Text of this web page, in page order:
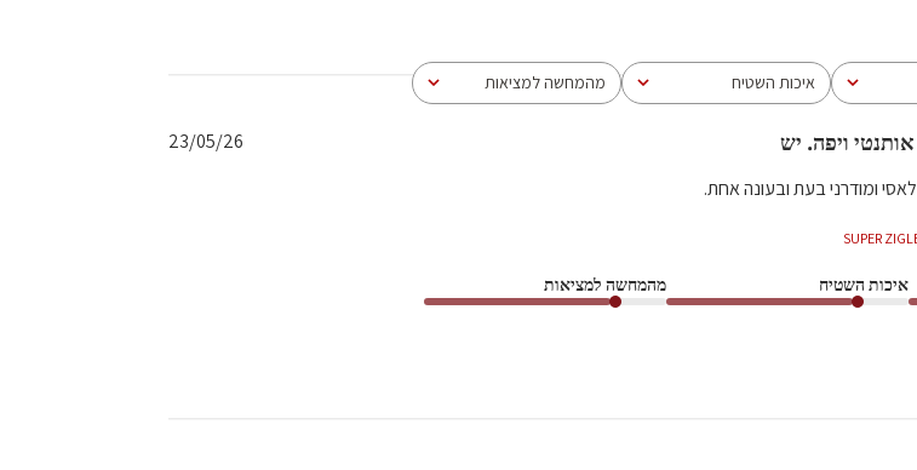
איכות השטיח
הכל מהמחשה למציאות
הכל
ויפה. יש
ומודרני בעת ובעונה אחת.
איכות השטיח מהמחשה למציאות
תאריך23/05/26